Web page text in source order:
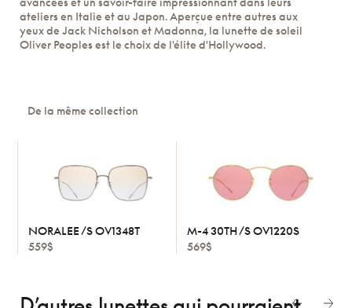
ateliers en Italie et au Japon. Aperçue entre autres aux
yeux de Jack Nicholson et Madonna, la lunette de soleil
Oliver Peoples est le choix de l'élite d'Hollywood.
De la même collection
NORALEE /S OV1348T
559$
M-4 30TH /S OV1220S
569$